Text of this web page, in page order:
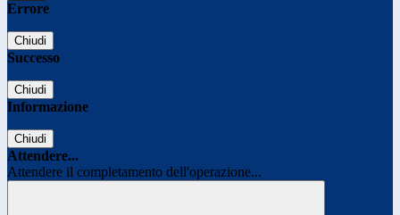
Errore
Chiudi
Successo
Chiudi
Informazione
Chiudi
Attendere...
Attendere il completamento dell'operazione...